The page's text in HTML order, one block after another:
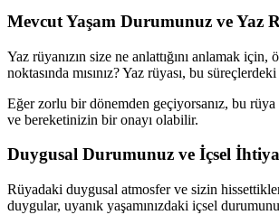
Mevcut Yaşam Durumunuz ve Yaz
Yaz rüyanızın size ne anlattığını anlamak
noktasında mısınız? Yaz rüyası, bu
Eğer zorlu bir dönemden geçiyorsanız, bu
ve bereketinizin bir onayı olabilir.
Duygusal Durumunuz ve İçsel
Rüyadaki duygusal atmosfer ve sizin
duygular, uyanık yaşamınızdaki içsel